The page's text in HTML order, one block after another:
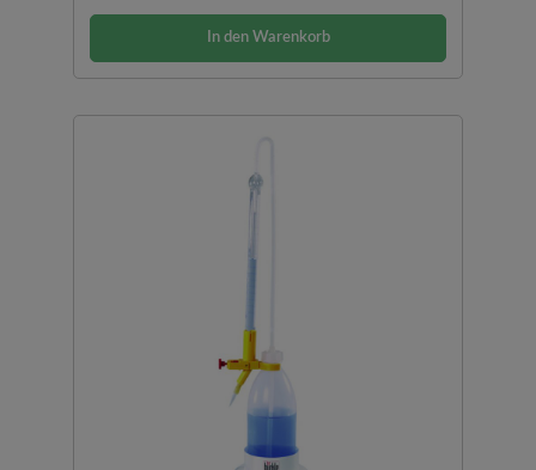
In den Warenkorb